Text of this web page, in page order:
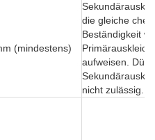
(mindestens)
die gleiche
Beständigkeit
aufweisen.
nicht zulässig.